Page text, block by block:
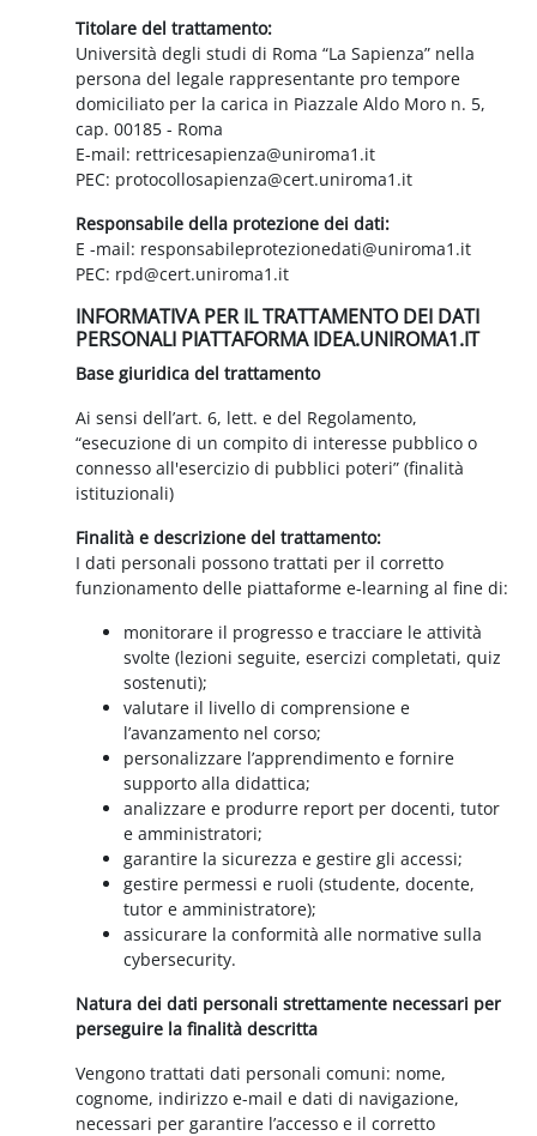
Titolare del trattamento:
Università degli studi di Roma “La Sapienza” nella
persona del legale rappresentante pro tempore
domiciliato per la carica in Piazzale Aldo Moro n. 5,
cap. 00185 - Roma
E-mail: rettricesapienza@uniroma1.it
PEC: protocollosapienza@cert.uniroma1.it
Responsabile della protezione dei dati:
E -mail: responsabileprotezionedati@uniroma1.it
PEC: rpd@cert.uniroma1.it
INFORMATIVA PER IL TRATTAMENTO DEI DATI
PERSONALI PIATTAFORMA IDEA.UNIROMA1.IT
Base giuridica del trattamento
Ai sensi dell’art. 6, lett. e del Regolamento,
“esecuzione di un compito di interesse pubblico o
connesso all'esercizio di pubblici poteri” (finalità
istituzionali)
Finalità e descrizione del trattamento:
I dati personali possono trattati per il corretto
funzionamento delle piattaforme e-learning al fine di:
monitorare il progresso e tracciare le attività
svolte (lezioni seguite, esercizi completati, quiz
sostenuti);
valutare il livello di comprensione e
l’avanzamento nel corso;
personalizzare l’apprendimento e fornire
supporto alla didattica;
analizzare e produrre report per docenti, tutor
e amministratori;
garantire la sicurezza e gestire gli accessi;
gestire permessi e ruoli (studente, docente,
tutor e amministratore);
assicurare la conformità alle normative sulla
cybersecurity.
Natura dei dati personali strettamente necessari per
perseguire la finalità descritta
Vengono trattati dati personali comuni: nome,
cognome, indirizzo e-mail e dati di navigazione,
necessari per garantire l’accesso e il corretto